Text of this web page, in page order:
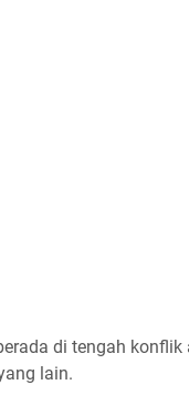
di tengah
lain.